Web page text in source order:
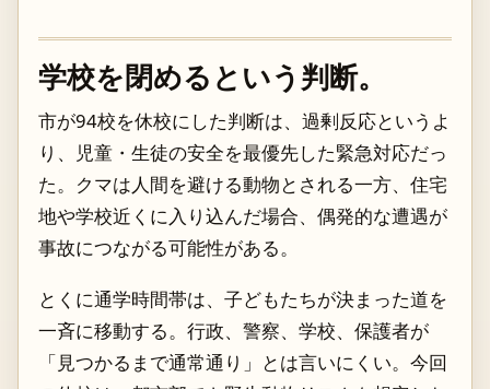
学校を閉めるという判断。
市が94校を休校にした判断は、過剰反応というよ
り、児童・生徒の安全を最優先した緊急対応だっ
た。クマは人間を避ける動物とされる一方、住宅
地や学校近くに入り込んだ場合、偶発的な遭遇が
事故につながる可能性がある。
とくに通学時間帯は、子どもたちが決まった道を
一斉に移動する。行政、警察、学校、保護者が
「見つかるまで通常通り」とは言いにくい。今回